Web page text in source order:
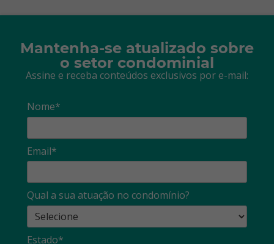
Mantenha-se atualizado sobre
o setor condominial
Assine e receba conteúdos exclusivos por e-mail:
Nome*
Email*
Qual a sua atuação no condomínio?
Estado*